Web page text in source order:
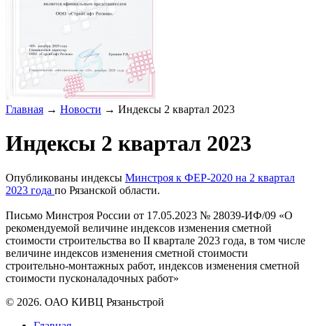
Главная → Новости → Индексы 2 квартал 2023
Индексы 2 квартал 2023
Опубликованы индексы Минстроя к ФЕР-2020 на 2 квартал
2023 года по Рязанской области.
Письмо Минстроя России от 17.05.2023 № 28039-ИФ/09 «О
рекомендуемой величине индексов изменения сметной
стоимости строительства во II квартале 2023 года, в том числе
величине индексов изменения сметной стоимости
строительно-монтажных работ, индексов изменения сметной
стоимости пусконаладочных работ»
© 2026. ОАО КИВЦ Рязаньстрой